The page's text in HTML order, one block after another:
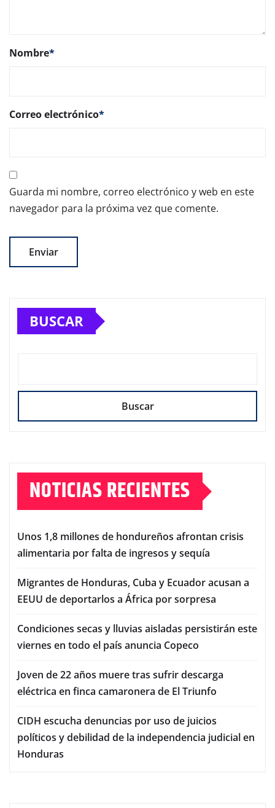
Nombre*
Correo electrónico*
Guarda mi nombre, correo electrónico y web en este
navegador para la próxima vez que comente.
BUSCAR
Buscar
NOTICIAS RECIENTES
Unos 1,8 millones de hondureños afrontan crisis
alimentaria por falta de ingresos y sequía
Migrantes de Honduras, Cuba y Ecuador acusan a
EEUU de deportarlos a África por sorpresa
Condiciones secas y lluvias aisladas persistirán este
viernes en todo el país anuncia Copeco
Joven de 22 años muere tras sufrir descarga
eléctrica en finca camaronera de El Triunfo
CIDH escucha denuncias por uso de juicios
políticos y debilidad de la independencia judicial en
Honduras